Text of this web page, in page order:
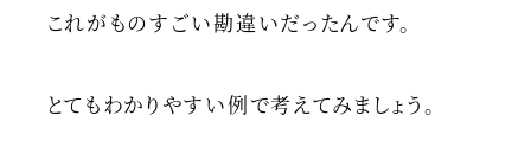
これがものすごい勘違いだったんです。
とてもわかりやすい例で考えてみましょう。